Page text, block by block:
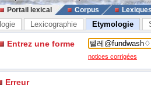
Portail lexical Corpus
Lexicographie Etymologie
Entrez une forme
notices corrigées
Erreur